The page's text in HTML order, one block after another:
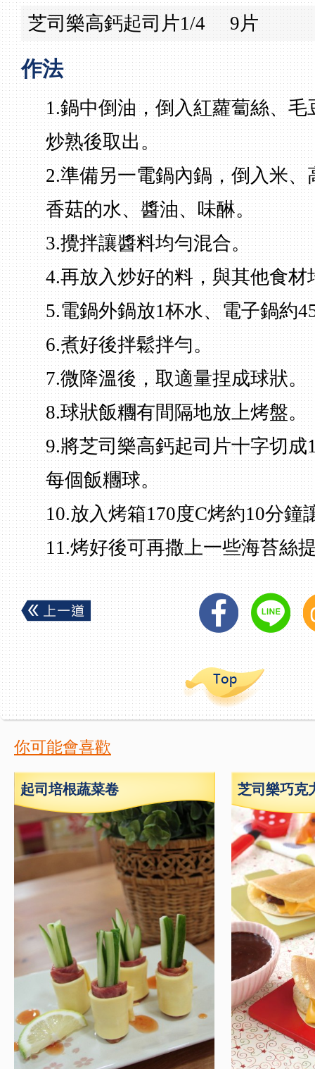
芝司樂高鈣起司片1/4
9片
作法
1.鍋中倒油，倒入紅蘿蔔絲、毛
炒熟後取出。
2.準備另一電鍋內鍋，倒入米、
香菇的水、醬油、味醂。
3.攪拌讓醬料均勻混合。
4.再放入炒好的料，與其他食材
5.電鍋外鍋放1杯水、電子鍋約
6.煮好後拌鬆拌勻。
7.微降溫後，取適量捏成球狀。
8.球狀飯糰有間隔地放上烤盤。
9.將芝司樂高鈣起司片十字切成
每個飯糰球。
10.放入烤箱170度C烤約10分鐘
11.烤好後可再撒上一些海苔絲
你可能會喜歡
起司培根蔬菜卷 芝司樂巧克